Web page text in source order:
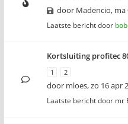
door Madencio, ma
Laatste bericht door
Kortsluiting profitec
1 2
door mloes,zo 16 apr
Laatste bericht door mr